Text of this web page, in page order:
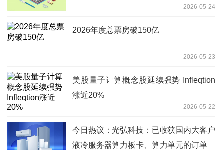
2026-05-24
2026年度总票房破150亿
2026-05-23
美股量子计算概念股延续强势 Infleqtion
涨近20%
2026-05-22
今日热议：光弘科技：已收获国内大客户
液冷服务器算力板卡、算力单元的订单